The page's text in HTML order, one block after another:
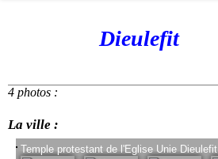
Dieulefit
4 photos :
La ville :
Temple protestant de l'Eglise Unie Dieulefit